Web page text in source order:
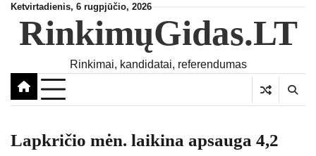
Skip
content
Ketvirtadienis, 6 rugpjūčio, 2026
RinkimųGidas.LT
Rinkimai, kandidatai, referendumas
Lapkričio mėn. laikina apsauga 4,2